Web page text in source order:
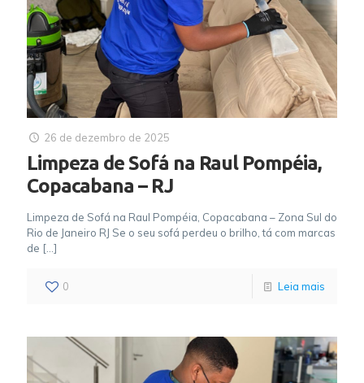
26 de dezembro de 2025
Limpeza de Sofá na Raul Pompéia,
Copacabana – RJ
Limpeza de Sofá na Raul Pompéia, Copacabana – Zona Sul do
Rio de Janeiro RJ Se o seu sofá perdeu o brilho, tá com marcas
de […]
0 Leia mais